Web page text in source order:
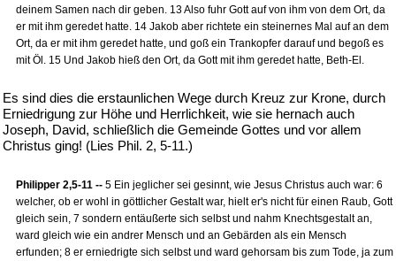
deinem Samen nach dir geben. 13 Also fuhr Gott auf von ihm von dem Ort, da
er mit ihm geredet hatte. 14 Jakob aber richtete ein steinernes Mal auf an dem
Ort, da er mit ihm geredet hatte, und goß ein Trankopfer darauf und begoß es
mit Öl. 15 Und Jakob hieß den Ort, da Gott mit ihm geredet hatte, Beth-El.
Es sind dies die erstaunlichen Wege durch Kreuz zur Krone, durch
Erniedrigung zur Höhe und Herrlichkeit, wie sie hernach auch
Joseph, David, schließlich die Gemeinde Gottes und vor allem
Christus ging! (Lies Phil. 2, 5-11.)
Philipper 2,5-11 -- 5 Ein jeglicher sei gesinnt, wie Jesus Christus auch war: 6
welcher, ob er wohl in göttlicher Gestalt war, hielt er's nicht für einen Raub, Gott
gleich sein, 7 sondern entäußerte sich selbst und nahm Knechtsgestalt an,
ward gleich wie ein andrer Mensch und an Gebärden als ein Mensch
erfunden; 8 er erniedrigte sich selbst und ward gehorsam bis zum Tode, ja zum